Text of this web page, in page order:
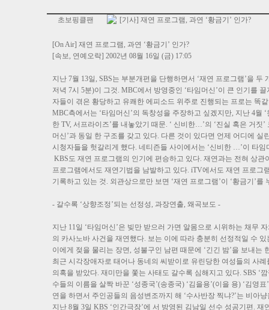
초보핑클팬 [기사] 재연 프로그램, 과연 ‘황금기’ 인가?
[On Air] 재연 프로그램, 과연 ‘황금기’ 인가?
[속보, 연예오락] 2002년 08월 16일 (금) 17:05
지난 7월 13일, SBS는 부분개편을 단행하면서 ‘재연 프로그램’을
저녁 7시 5분)이 그것. MBC에서 방영중인 ‘타임머신’이 큰 인기를
자들이 겪은 황당하고 유쾌한 에피소드 위주로 진행되는 프로는 똑
MBC측에서는 ‘타임머신’의 독창성을 주장하고 싶겠지만, 지난 4월
한 TV, 서프라이즈’를 내놓았기 때문. ‘ 신비한…’의 ‘진실 혹은 거
머신’과 동일 한 구조를 갖고 있다. 다른 것이 있다면 언제 어디에
시청자들을 헛갈리게 했다. 네티즌들 사이에서는 ‘신비한 …’이 타임
KBS도 재연 프로그램의 인기에 편승하고 있다. 재연과는 전혀 상
프로그램에서도 재연기법을 남발하고 있다. iTV에서도 재연 프로그
기록하고 있는 것. 외관상으로만 보면 ‘재연 프로그램’이 ‘황금기’
- 갈수록 ‘상향조정’되는 선정성, 과장연출, 왜곡보도 -
지난 11일 ‘타임머신’은 빚만 받으러 가면 알몸으로 시위하는 채무
의 카사노바 사건을 재연했다. 보는 이에 따라 충분히 선정적일 수
이에게 젖을 물리는 장면, 성불구인 남편 때문에 ‘긴긴 밤’을 보내
최근 시각장애자로 태어나 동네의 씨받이로 유린당한 여성들의 사
의혹을 받았다. 재미만을 쫓는 사태도 갈수록 심해지고 있다. SBS ‘
수들의 이름을 살짝 바꾼 ‘성종국’(송종국) ‘김을용’(이을 용) ‘김영
연을 하면서 주인공들의 음성변조까지 해 ‘수사반장 찍냐?’는 비아
지난 8월 3일 KBS ‘인간극장’에 서 방영된 김남일 선수 성공기편.